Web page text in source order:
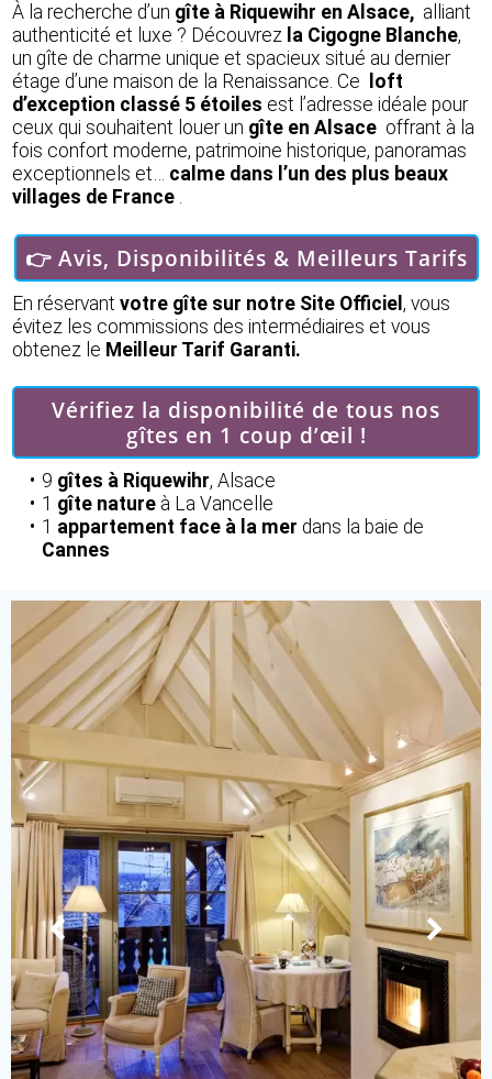
À la recherche d’un gîte à Riquewihr en Alsace, alliant
authenticité et luxe ? Découvrez la Cigogne Blanche,
un gîte de charme unique et spacieux situé au dernier
étage d’une maison de la Renaissance. Ce
loft
d’exception classé 5 étoiles est l’adresse idéale pour
ceux qui souhaitent louer un gîte en Alsace offrant à la
fois confort moderne, patrimoine historique, panoramas
exceptionnels et… calme dans l’un des plus beaux
villages de France .
👉 Avis, Disponibilités & Meilleurs Tarifs
En réservantvotre gîte sur notre Site Officiel, vous
évitez les commissions des intermédiaires et vous
obtenez le Meilleur Tarif Garanti.
Vérifiez la disponibilité de tous nos
gîtes en 1 coup d’œil !
9 gîtes à Riquewihr, Alsace
1 gîte natureà La Vancelle
1 appartement face à la mer dans la baie de
Cannes